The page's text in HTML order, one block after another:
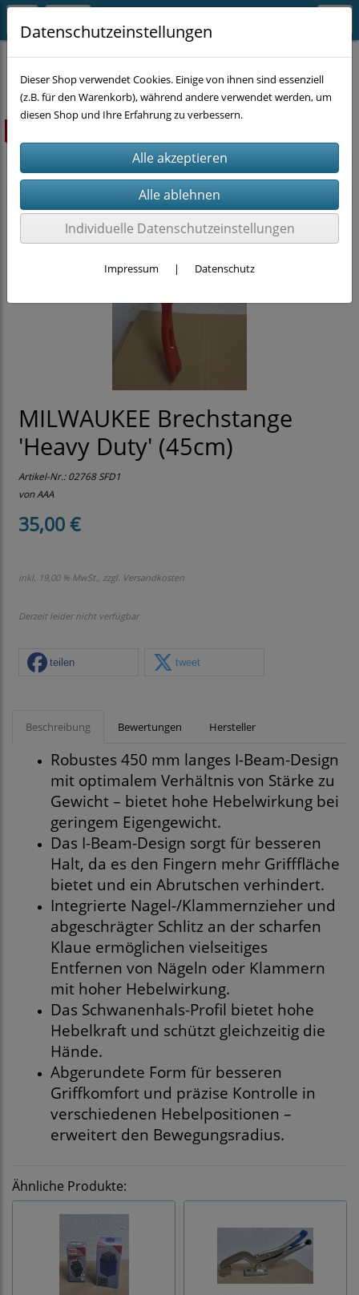
HANDWERKZEUG Sonstiges
MILWAUKEE Brechstange
'Heavy Duty' (45cm)
Artikel-Nr.:02768 SFD1
von AAA
35,00 €
inkl. 19,00 % MwSt., zzgl. Versandkosten
Derzeit leider nicht verfügbar
teilen tweet
Beschreibung Bewertungen Hersteller
Robustes 450 mm langes I-Beam-Design
mit optimalem Verhältnis von Stärke zu
Gewicht – bietet hohe Hebelwirkung bei
geringem Eigengewicht.
Das I-Beam-Design sorgt für besseren
Halt, da es den Fingern mehr Grifffläche
bietet und ein Abrutschen verhindert.
Integrierte Nagel-/Klammernzieher und
abgeschrägter Schlitz an der scharfen
Klaue ermöglichen vielseitiges
Entfernen von Nägeln oder Klammern
mit hoher Hebelwirkung.
Das Schwanenhals-Profil bietet hohe
Hebelkraft und schützt gleichzeitig die
Hände.
Abgerundete Form für besseren
Griffkomfort und präzise Kontrolle in
verschiedenen Hebelpositionen –
erweitert den Bewegungsradius.
Ähnliche Produkte:
Datenschutzeinstellungen
Dieser Shop verwendet Cookies. Einige von ihnen sind essenziell
(z.B. für den Warenkorb), während andere verwendet werden, um
diesen Shop und Ihre Erfahrung zu verbessern.
Individuelle Datenschutzeinstellungen
Impressum | Datenschutz